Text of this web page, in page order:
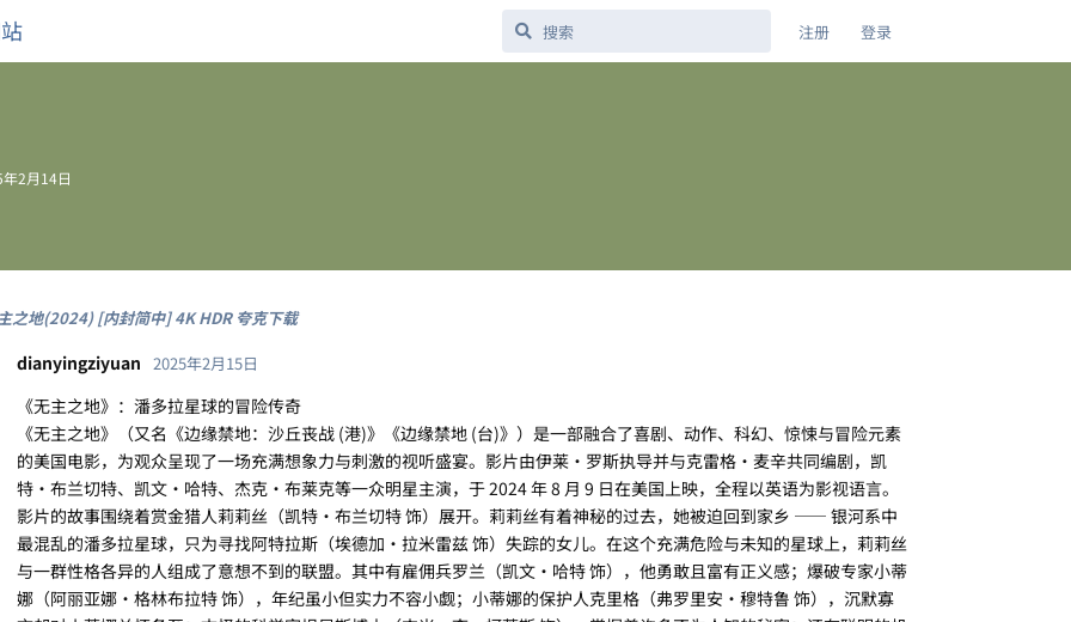
注册 登录
2月14日
之地(2024) [内封简中] 4K HDR 夸克下载
dianyingziyuan 2025年2月15日
《无主之地》：潘多拉星球的冒险传奇
《无主之地》（又名《边缘禁地：沙丘丧战 (港)》《边缘禁地 (台)》）是一部融合了喜剧、动作、科幻、惊悚与冒险元素
的美国电影，为观众呈现了一场充满想象力与刺激的视听盛宴。影片由伊莱・罗斯执导并与克雷格・麦辛共同编剧，凯
特・布兰切特、凯文・哈特、杰克・布莱克等一众明星主演，于 2024 年 8 月 9 日在美国上映，全程以英语为影视语言。
影片的故事围绕着赏金猎人莉莉丝（凯特・布兰切特 饰）展开。莉莉丝有着神秘的过去，她被迫回到家乡 —— 银河系中
最混乱的潘多拉星球，只为寻找阿特拉斯（埃德加・拉米雷兹 饰）失踪的女儿。在这个充满危险与未知的星球上，莉莉丝
与一群性格各异的人组成了意想不到的联盟。其中有雇佣兵罗兰（凯文・哈特 饰），他勇敢且富有正义感；爆破专家小蒂
娜（阿丽亚娜・格林布拉特 饰），年纪虽小但实力不容小觑；小蒂娜的保护人克里格（弗罗里安・穆特鲁 饰），沉默寡